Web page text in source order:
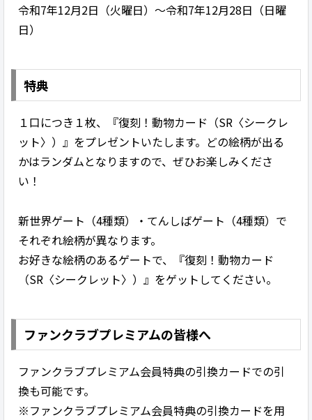
令和7年12月2日（火曜日）～令和7年12月28日（日曜
日）
特典
１口につき１枚、『復刻！動物カード（SR〈シークレ
ット〉）』をプレゼントいたします。どの絵柄が出る
かはランダムとなりますので、ぜひお楽しみくださ
い！
新世界ゲート（4種類）・てんしばゲート（4種類）で
それぞれ絵柄が異なります。
お好きな絵柄のあるゲートで、『復刻！動物カード
（SR〈シークレット〉）』をゲットしてください。
ファンクラブプレミアムの皆様へ
ファンクラブプレミアム会員特典の引換カードでの引
換も可能です。
※ファンクラブプレミアム会員特典の引換カードを用